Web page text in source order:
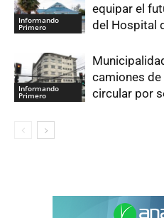
Informando
Primero
equipar el
del Hospital
Informando
Primero
camiones
circular por